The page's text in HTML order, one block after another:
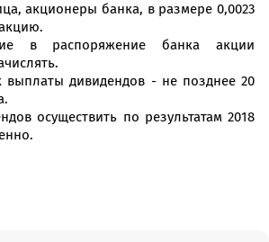
акционеры банка, в размере 0,0023
в распоряжение банка акции
выплаты дивидендов - не позднее 20
осуществить по результатам 2018